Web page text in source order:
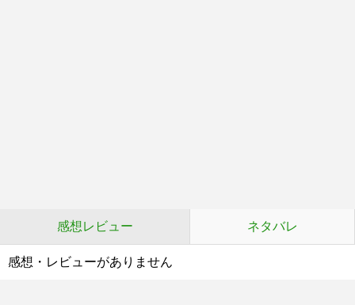
感想レビュー ネタバレ
感想・レビューがありません